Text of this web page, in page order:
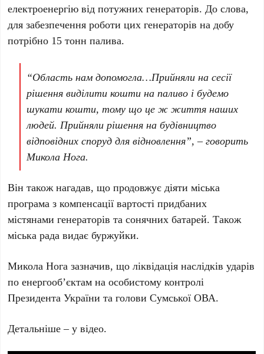
електроенергію від потужних генераторів. До слова,
для забезпечення роботи цих генераторів на добу
потрібно 15 тонн палива.
“Область нам допомогла…Прийняли на сесії
рішення виділити кошти на паливо і будемо
шукати кошти, тому що це ж життя наших
людей. Прийняли рішення на будівництво
відповідних споруд для відновлення”, – говорить
Микола Нога.
Він також нагадав, що продовжує діяти міська
програма з компенсації вартості придбаних
містянами генераторів та сонячних батарей. Також
міська рада видає буржуйки.
Микола Нога зазначив, що ліквідація наслідків ударів
по енергооб’єктам на особистому контролі
Президента України та голови Сумської ОВА.
Детальніше – у відео.